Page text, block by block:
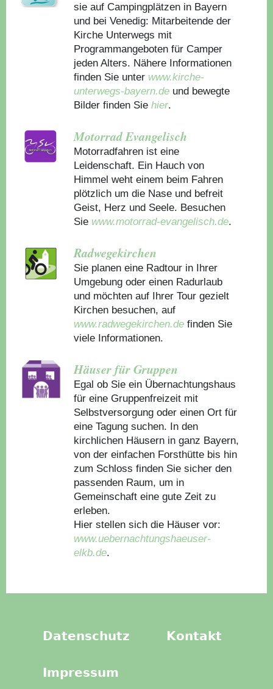
sie auf Campingplätzen in Bayern
und bei Venedig: Mitarbeitende der
Kirche Unterwegs mit
Programmangeboten für Camper
jeden Alters. Nähere Informationen
finden Sie unter www.kirche-
unterwegs-bayern.de und bewegte
Bilder finden Sie hier.
Motorrad Evangelisch
Motorradfahren ist eine
Leidenschaft. Ein Hauch von
Himmel weht einem beim Fahren
plötzlich um die Nase und befreit
Geist, Herz und Seele. Besuchen
Sie www.motorrad-evangelisch.de.
Radwegekirchen
Sie planen eine Radtour in Ihrer
Umgebung oder einen Radurlaub
und möchten auf Ihrer Tour gezielt
Kirchen besuchen, auf
www.radwegekirchen.de finden Sie
viele Informationen.
Häuser für Gruppen
Egal ob Sie ein Übernachtungshaus
für eine Gruppenfreizeit mit
Selbstversorgung oder einen Ort für
eine Tagung suchen. In den
kirchlichen Häusern in ganz Bayern,
von der einfachen Forsthütte bis hin
zum Schloss finden Sie sicher den
passenden Raum, um in
Gemeinschaft eine gute Zeit zu
erleben.
Hier stellen sich die Häuser vor:
www.uebernachtungshaeuser-
elkb.de.
Datenschutz Kontakt
Impressum